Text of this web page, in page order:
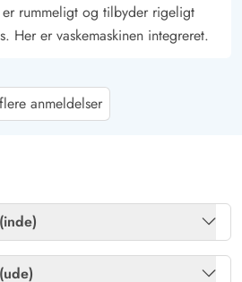
rummeligt og tilbyder rigeligt
Her er vaskemaskinen integreret.
med udsigt til klitterne -
af alle sommerhuse vi
de mest komfortable vi
anmeldelser
Ja